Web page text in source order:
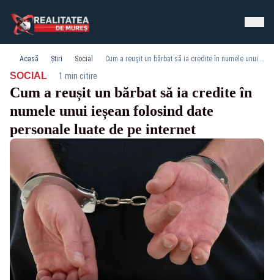
Acasă Știri Social Cum a reușit un bărbat să ia credite în numele unui ieșean folosind date personale luate de pe internet
SOCIAL· 1 min citire
Cum a reușit un bărbat să ia credite în
numele unui ieșean folosind date
personale luate de pe internet